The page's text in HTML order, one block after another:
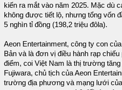
kiến ​​ra mắt vào năm 2025. Mặc dù
không được tiết lộ, nhưng tổng vốn
5 nghìn tỉ đồng (198,2 triệu đôla).
Aeon Entertainment, công ty con
Bản và là đơn vị điều hành rạp
điểm, coi Việt Nam là thị trường
Fujiwara, chủ tịch của Aeon
trường địa phương và mạng lưới